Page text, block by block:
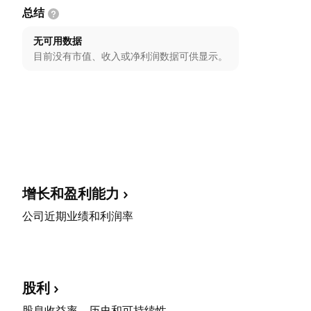
总结
无可用数据
目前没有市值、收入或净利润数据可供显示。
增长和盈利能力
公司近期业绩和利润率
股利